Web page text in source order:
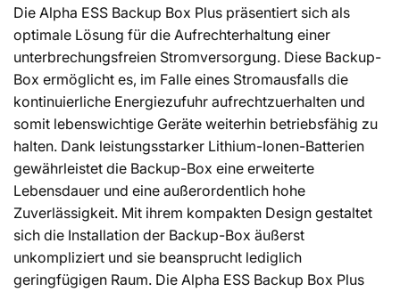
Die Alpha ESS Backup Box Plus präsentiert sich als
optimale Lösung für die Aufrechterhaltung einer
unterbrechungsfreien Stromversorgung. Diese Backup-
Box ermöglicht es, im Falle eines Stromausfalls die
kontinuierliche Energiezufuhr aufrechtzuerhalten und
somit lebenswichtige Geräte weiterhin betriebsfähig zu
halten. Dank leistungsstarker Lithium-Ionen-Batterien
gewährleistet die Backup-Box eine erweiterte
Lebensdauer und eine außerordentlich hohe
Zuverlässigkeit. Mit ihrem kompakten Design gestaltet
sich die Installation der Backup-Box äußerst
unkompliziert und sie beansprucht lediglich
geringfügigen Raum. Die Alpha ESS Backup Box Plus